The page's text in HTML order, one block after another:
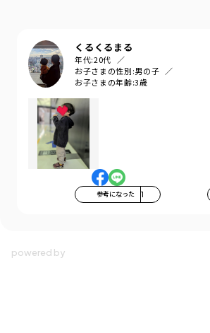
くるくるまる
年代:20代
お子さまの性別:男の子
お子さまの年齢:3歳
参考になった 1